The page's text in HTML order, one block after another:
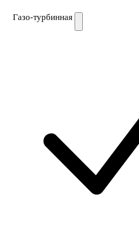
Газо-турбинная